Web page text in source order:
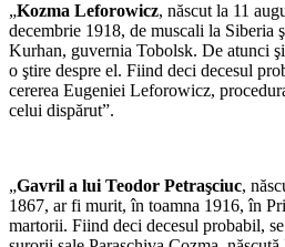
„Kozma Leforowicz, născut la 11
decembrie 1918, de muscali la Siberia
Kurhan, guvernia Tobolsk. De atunci
o ştire despre el. Fiind deci decesul
cererea Eugeniei Leforowicz,
celui dispărut”.
„Gavril a lui Teodor Petraşciuc,
1867, ar fi murit, în toamna 1916, în
martorii. Fiind deci decesul probabil,